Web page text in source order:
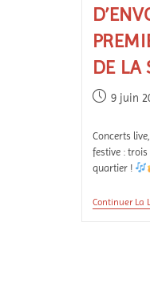
DE LA
9 juin
Concerts
festive :
quartier !
Continuer La